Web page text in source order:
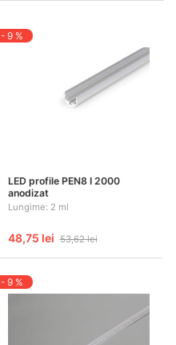
- 9 %
LED profile PEN8 I 2000
anodizat
Lungime: 2 ml
48,75 lei 53,62 lei
- 9 %